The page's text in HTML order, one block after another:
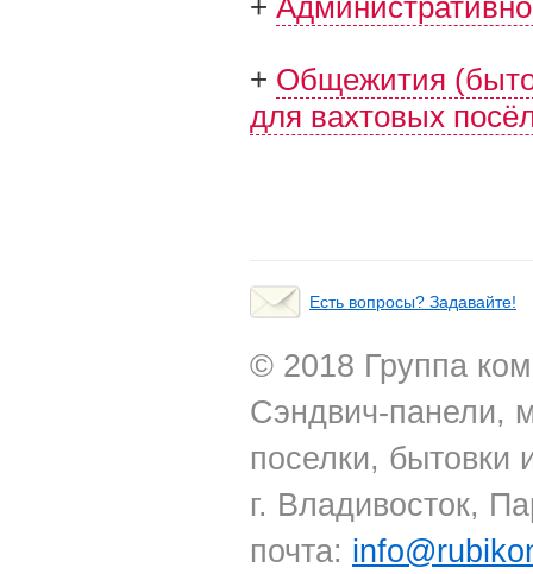
Общежития
для вахтовых
Есть вопросы? Задавайте!
© 2018 Группа
Сэндвич-панели,
поселки, бытовки
г. Владивосток,
почта: